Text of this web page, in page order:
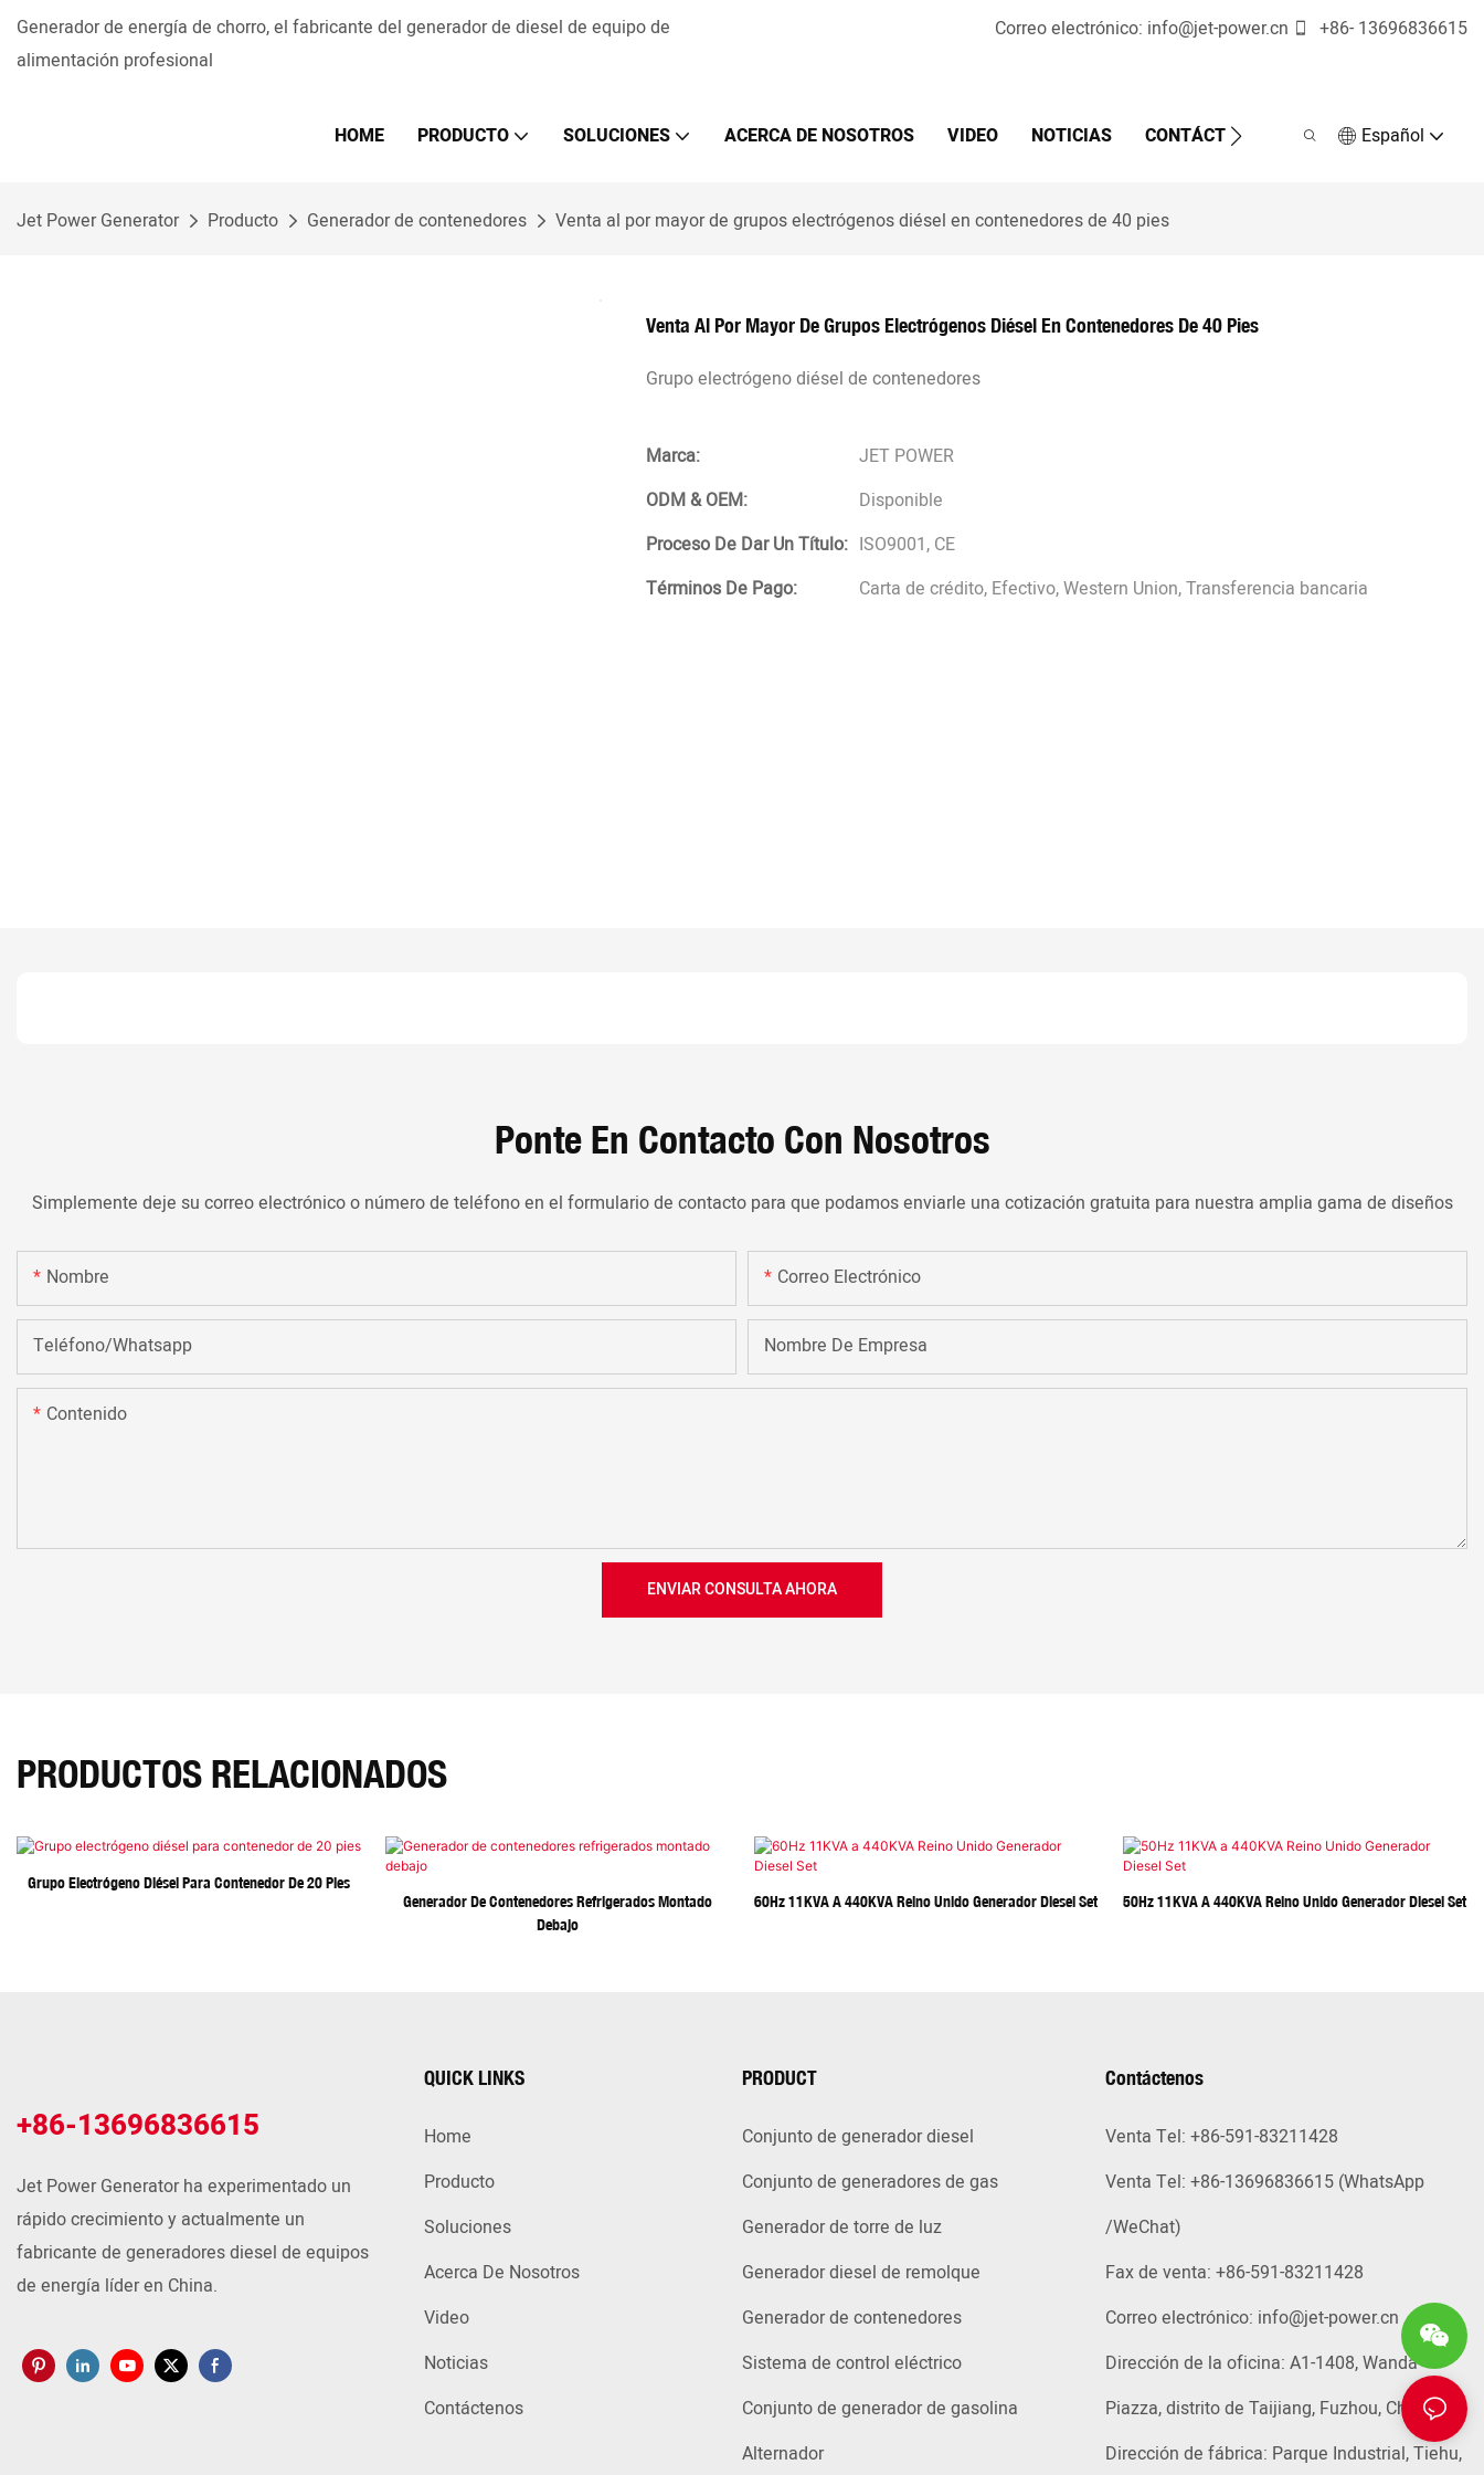
Generador de energía de chorro, el fabricante del generador de diesel de equipo de
alimentación profesional
Correo electrónico: info@jet-power.cn +86- 13696836615
HOME PRODUCTO SOLUCIONES ACERCA DE NOSOTROS VIDEO NOTICIAS CONTÁCTENOS Español
Jet Power Generator Producto Generador de contenedores Venta al por mayor de grupos electrógenos diésel en contenedores de 40 pies
Venta Al Por Mayor De Grupos Electrógenos Diésel En Contenedores De 40 Pies
Grupo electrógeno diésel de contenedores
Marca:
JET POWER
ODM & OEM:
Disponible
Proceso De Dar Un Título: ISO9001, CE
Términos De Pago:
Carta de crédito, Efectivo, Western Union, Transferencia bancaria
Ponte En Contacto Con Nosotros
Simplemente deje su correo electrónico o número de teléfono en el formulario de contacto para que podamos enviarle una cotización gratuita para nuestra amplia gama de diseños
Nombre Correo Electrónico
Teléfono/whatsapp Nombre De Empresa
Contenido
ENVIAR CONSULTA AHORA
PRODUCTOS RELACIONADOS
Grupo Electrógeno Diésel Para Contenedor De 20 Pies
Generador De Contenedores Refrigerados Montado
Debajo
60Hz 11KVA A 440KVA Reino Unido Generador Diesel Set 50Hz 11KVA A 440KVA Reino Unido Generador Diesel Set
+86-13696836615
Jet Power Generator ha experimentado un
rápido crecimiento y actualmente un
fabricante de generadores diesel de equipos
de energía líder en China.
QUICK LINKS
Home
Producto
Soluciones
Acerca De Nosotros
Video
Noticias
Contáctenos
PRODUCT
Conjunto de generador diesel
Conjunto de generadores de gas
Generador de torre de luz
Generador diesel de remolque
Generador de contenedores
Sistema de control eléctrico
Conjunto de generador de gasolina
Alternador
Contáctenos
Venta Tel: +86-591-83211428
Venta Tel: +86-13696836615 (WhatsApp
/WeChat)
Fax de venta: +86-591-83211428
Correo electrónico: info@jet-power.cn
Dirección de la oficina: A1-1408, Wanda
Piazza, distrito de Taijiang, Fuzhou, China
Dirección de fábrica: Parque Industrial, Tiehu,